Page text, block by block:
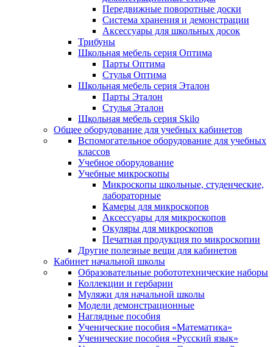
Передвижные поворотные доски
Система хранения и демонстрации
Аксессуары для школьных досок
Трибуны
Школьная мебель серия Оптима
Парты Оптима
Стулья Оптима
Школьная мебель серия Эталон
Парты Эталон
Стулья Эталон
Школьная мебель серия Skilo
Общее оборудование для учебных кабинетов
Вспомогательное оборудование для учебных
классов
Учебное оборудование
Учебные микроскопы
Микроскопы школьные, студенческие,
лабораторные
Камеры для микроскопов
Аксессуары для микроскопов
Окуляры для микроскопов
Печатная продукция по микроскопии
Другие полезные вещи для кабинетов
Кабинет начальной школы
Образовательные робототехнические наборы
Коллекции и гербарии
Муляжи для начальной школы
Модели демонстрационные
Наглядные пособия
Ученические пособия «Математика»
Ученические пособия «Русский язык»